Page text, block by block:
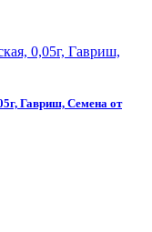
Гавриш, Семена от